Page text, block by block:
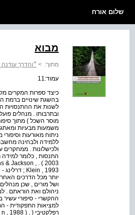
שלום אורח
מבוא
מתוך: > ״והדרך
עמוד:11
כיצד ספרות המקרים
לשנות את ההתנסויות
ובתרבותו . מנהלים
מוסר השכל ) מתוך
משמעות מבעיות
ניתוח מאורעות
ללמידה ולבחינה
ולכישלונות . ממחקרים
התנסות , כלומר
& Jackson , . ( 2003
יותר מכל הדרכים
ושל מורים , שכן
ניהולם ואת הוראתם .
ההקשרי - סיפורי עשיר
למציאות התפקודית -